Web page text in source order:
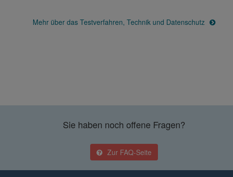
Mehr über das Testverfahren, Technik und Datenschutz
Sie haben noch offene Fragen?
Zur FAQ-Seite